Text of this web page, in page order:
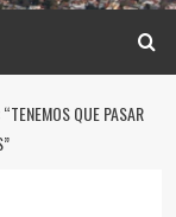
QUE PASAR